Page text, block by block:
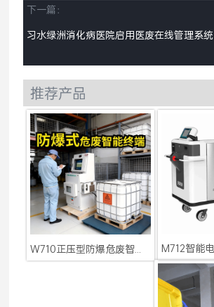
下一篇：
习水绿洲消化病医院启用医废在线管理系统
推荐产品
W710正压型防爆危废智能终